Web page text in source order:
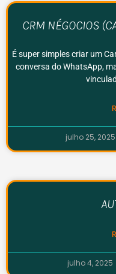
CRM NÉGOCIOS
É super simples criar um
conversa do WhatsApp,
julho 25, 2025
julho 4, 2025